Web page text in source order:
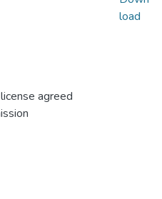
agreed
load